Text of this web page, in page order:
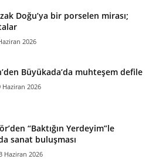
Doğu’ya bir porselen mirası;
2026
Büyükada’da muhteşem defile
Haziran 2026
“Baktığın Yerdeyim”le
sanat buluşması
Haziran 2026